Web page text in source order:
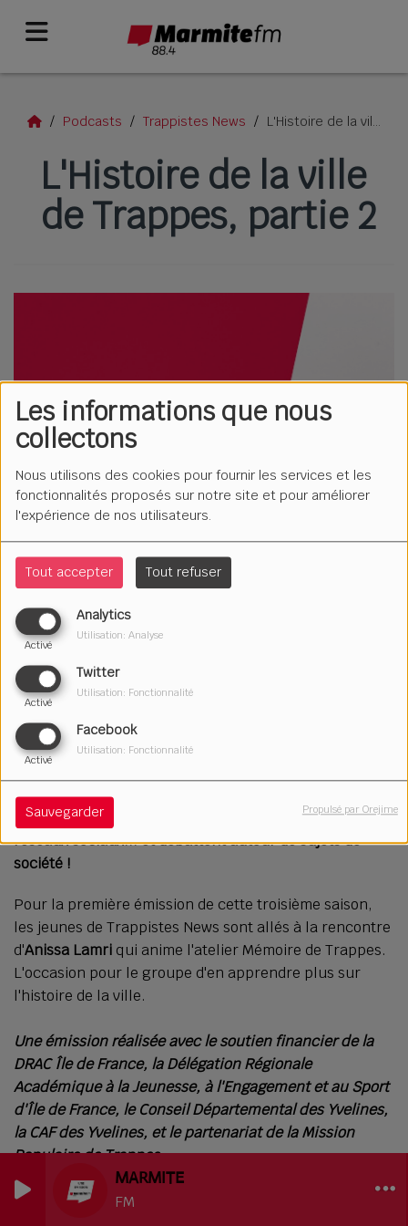
Les informations que nous
collectons
Nous utilisons des cookies pour fournir les services et les
fonctionnalités proposés sur notre site et pour améliorer
l'expérience de nos utilisateurs.
Tout accepter Tout refuser
Analytics
Activé
Utilisation: Analyse
Twitter
Activé
Utilisation: Fonctionnalité
Facebook
Activé
Utilisation: Fonctionnalité
Sauvegarder Propulsé par Orejime
MARMITE
FM
Podcasts Trappistes News L'Histoire de la ville de Trappes, partie 2
L'Histoire de la ville
de Trappes, partie 2
28 novembre 2023
Écouter le podcast
Amine, Amir, Charlène, Emmanuelle, Idriss, Ilyas,
Margot et Yousra parlent actualité, musique, culture,
réseaux sociaux... et débattent autour de sujets de
société !
Pour la première émission de cette troisième saison,
les jeunes de Trappistes News sont allés à la rencontre
d'Anissa Lamri qui anime l'atelier Mémoire de Trappes.
L'occasion pour le groupe d'en apprendre plus sur
l'histoire de la ville.
Une émission réalisée avec le soutien financier de la
DRAC Île de France, la Délégation Régionale
Académique à la Jeunesse, à l'Engagement et au Sport
d'Île de France, le Conseil Départemental des Yvelines,
la CAF des Yvelines, et le partenariat de la Mission
Populaire de Trappes.